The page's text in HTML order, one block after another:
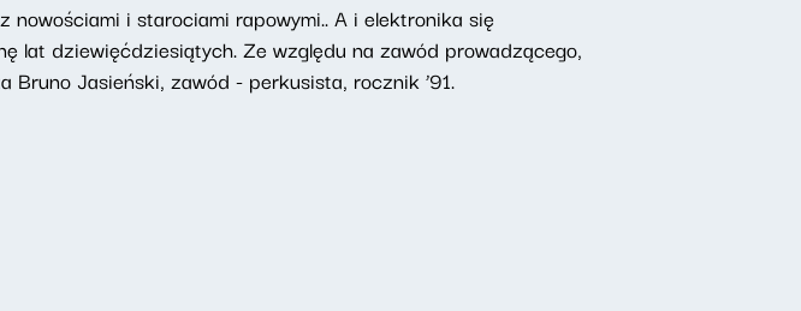
i starociami rapowymi.. A i elektronika się
lat dziewięćdziesiątych. Ze względu na zawód prowadzącego,
Jasieński, zawód - perkusista, rocznik ’91.